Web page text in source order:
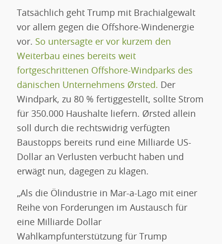
Tatsächlich geht Trump mit Brachialgewalt
vor allem gegen die Offshore-Windenergie
vor. So untersagte er vor kurzem den
Weiterbau eines bereits weit
fortgeschrittenen Offshore-Windparks des
dänischen Unternehmens Ørsted. Der
Windpark, zu 80 % fertiggestellt, sollte Strom
für 350.000 Haushalte liefern. Ørsted allein
soll durch die rechtswidrig verfügten
Baustopps bereits rund eine Milliarde US-
Dollar an Verlusten verbucht haben und
erwägt nun, dagegen zu klagen.
„Als die Ölindustrie in Mar-a-Lago mit einer
Reihe von Forderungen im Austausch für
eine Milliarde Dollar
Wahlkampfunterstützung für Trump